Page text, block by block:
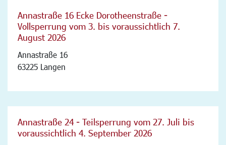
Annastraße 16 Ecke Dorotheenstraße -
Vollsperrung vom 3. bis voraussichtlich 7.
August 2026
Annastraße 16
63225 Langen
Annastraße 24 - Teilsperrung vom 27. Juli bis
voraussichtlich 4. September 2026